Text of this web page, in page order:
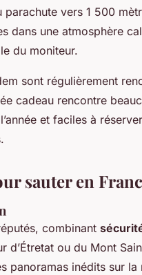
parachute vers 1 500
dans une atmosphère
du moniteur.
sont régulièrement
cadeau rencontre
et faciles à
sauter en
combinant
d’Étretat ou du Mont
panoramas inédits sur la